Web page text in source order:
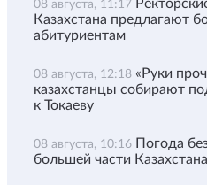
08 августа, 11:17
Казахстана предлагают
абитуриентам
08 августа, 12:18 «Руки
казахстанцы собирают
к Токаеву
08 августа, 10:16 Погода
большей части Казахстана